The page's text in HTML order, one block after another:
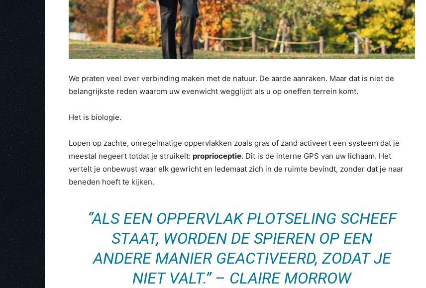
We praten veel over verbinding maken met de natuur. De aarde aanraken. Maar dat is niet de
belangrijkste reden waarom uw evenwicht wegglijdt als u op oneffen terrein komt.
Het is biologie.
Lopen op zachte, onregelmatige oppervlakken zoals gras of zand activeert een systeem dat je
meestal negeert totdat je struikelt: proprioceptie. Dit is de interne GPS van uw lichaam. Het
vertelt je onbewust waar elk gewricht en ledemaat zich in de ruimte bevindt, zonder dat je naar
beneden hoeft te kijken.
“ALS EEN OPPERVLAK PLOTSELING SCHEEF
STAAT, WORDEN DE SPIEREN OP EEN
ANDERE MANIER GEACTIVEERD, ZODAT JE
NIET VALT.” – CLAIRE MORROW